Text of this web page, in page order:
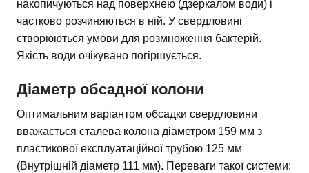
накопичуються над поверхнею (дзеркалом води) і
частково розчиняються в ній. У свердловині
створюються умови для розмноження бактерій.
Якість води очікувано погіршується.
Діаметр обсадної колони
Оптимальним варіантом обсадки свердловини
вважається сталева колона діаметром 159 мм з
пластикової експлуатаційної трубою 125 мм
(Внутрішній діаметр 111 мм). Переваги такої системи: